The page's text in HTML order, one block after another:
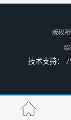
22531636
版权
绍
技术支持：